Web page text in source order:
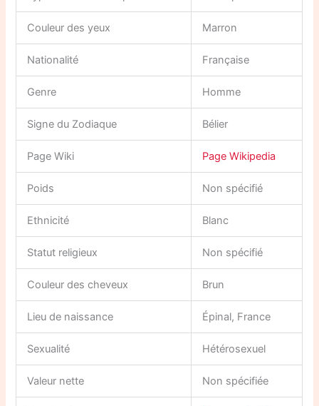
Couleur des yeux Marron
Nationalité Française
Genre Homme
Signe du Zodiaque Bélier
Page Wiki Page Wikipedia
Poids Non spécifié
Ethnicité Blanc
Statut religieux Non spécifié
Couleur des cheveux Brun
Lieu de naissance Épinal, France
Sexualité Hétérosexuel
Valeur nette Non spécifiée